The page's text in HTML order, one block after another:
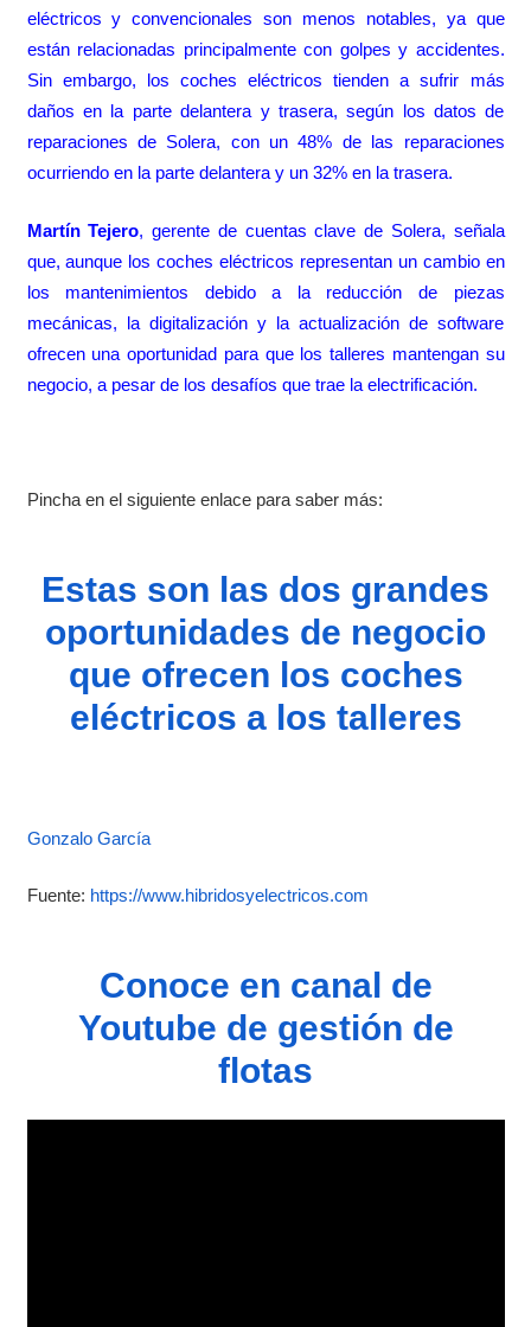
eléctricos y convencionales son menos notables, ya que
están relacionadas principalmente con golpes y accidentes.
Sin embargo, los coches eléctricos tienden a sufrir más
daños en la parte delantera y trasera, según los datos de
reparaciones de Solera, con un 48% de las reparaciones
ocurriendo en la parte delantera y un 32% en la trasera.
Martín Tejero, gerente de cuentas clave de Solera, señala
que, aunque los coches eléctricos representan un cambio en
los mantenimientos debido a la reducción de piezas
mecánicas, la digitalización y la actualización de software
ofrecen una oportunidad para que los talleres mantengan su
negocio, a pesar de los desafíos que trae la electrificación.
Pincha en el siguiente enlace para saber más:
Estas son las dos grandes
oportunidades de negocio
que ofrecen los coches
eléctricos a los talleres
Gonzalo García
Fuente: https://www.hibridosyelectricos.com
Conoce en canal de
Youtube de gestión de
flotas